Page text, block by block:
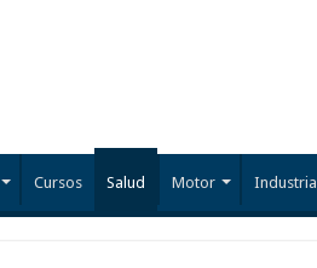
Cursos Salud Motor Industria